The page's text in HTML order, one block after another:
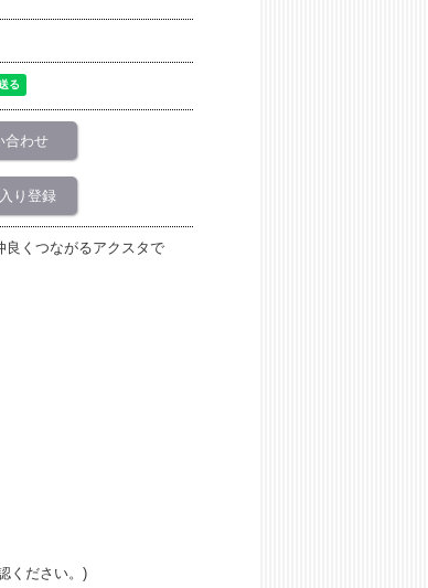
合わせ
り登録
良くつながるアクスタで
ください。)